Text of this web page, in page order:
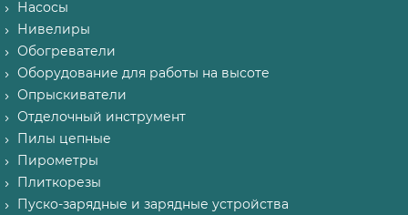
Насосы
Нивелиры
Обогреватели
Оборудование для работы на высоте
Опрыскиватели
Отделочный инструмент
Пилы цепные
Пирометры
Плиткорезы
Пуско-зарядные и зарядные устройства